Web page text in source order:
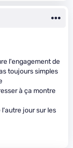
l'engagement de
toujours simples
à ça montre
jour sur les